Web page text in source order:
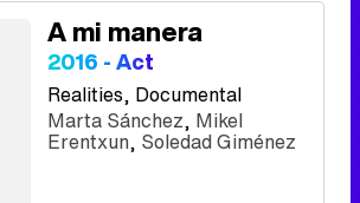
A mi manera
2016 - Act
Realities, Documental
Marta Sánchez, Mikel
Erentxun, Soledad Giménez